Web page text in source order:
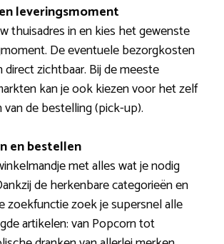
leveringsmoment
thuisadres in en kies het gewenste
De eventuele bezorgkosten
direct zichtbaar. Bij de meeste
kan je ook kiezen voor het zelf
van de bestelling (pick-up).
en bestellen
met alles wat je nodig
de herkenbare categorieën en
zoekfunctie zoek je supersnel alle
artikelen: van Popcorn tot